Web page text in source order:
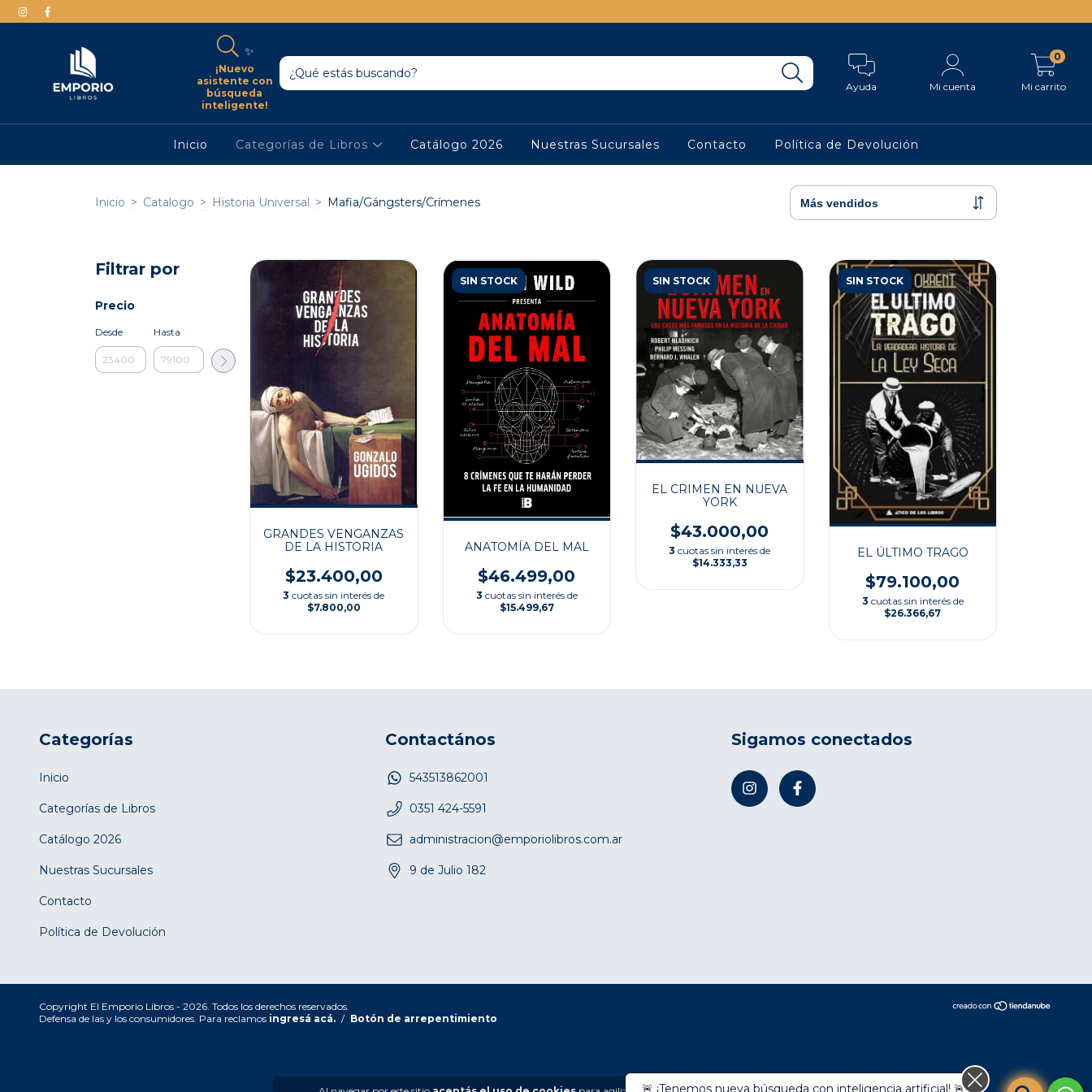
✨
¡Nuevo
asistente con
búsqueda
inteligente!
Ayuda Mi cuenta Mi carrito
0
Inicio Categorías de Libros Catálogo 2026 Nuestras Sucursales Contacto Política de Devolución
Inicio > Catalogo > Historia Universal > Mafia/Gángsters/Crímenes
Filtrar por
Precio
Desde Hasta
GRANDES VENGANZAS
DE LA HISTORIA
$23.400,00
3 cuotas sin interés de
$7.800,00
SIN STOCK
ANATOMÍA DEL MAL
$46.499,00
3 cuotas sin interés de
$15.499,67
SIN STOCK
EL CRIMEN EN NUEVA
YORK
$43.000,00
3 cuotas sin interés de
$14.333,33
SIN STOCK
EL ÚLTIMO TRAGO
$79.100,00
3 cuotas sin interés de
$26.366,67
Categorías
Inicio
Categorías de Libros
Catálogo 2026
Nuestras Sucursales
Contacto
Política de Devolución
Contactános
543513862001
0351 424-5591
administracion@emporiolibros.com.ar
9 de Julio 182
Sigamos conectados
Copyright El Emporio Libros - 2026. Todos los derechos reservados.
Defensa de las y los consumidores. Para reclamos ingresá acá. / Botón de arrepentimiento